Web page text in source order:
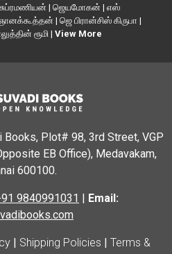
| ஜெயமோகன் | எஸ்
| ஜெ பிரான்சிஸ் கிருபா |
ரூமி | View More
Books, Plot# 98, 3rd Street, VGP
EB Office), Medavakam,
600100.
9840991031 | Email:
| Shipping Policies | Terms &